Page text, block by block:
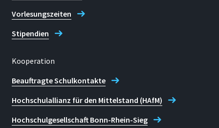
Vorlesungszeiten
Stipendien
Kooperation
Beauftragte Schulkontakte
Hochschulallianz für den Mittelstand (HAfM)
Hochschulgesellschaft Bonn-Rhein-Sieg